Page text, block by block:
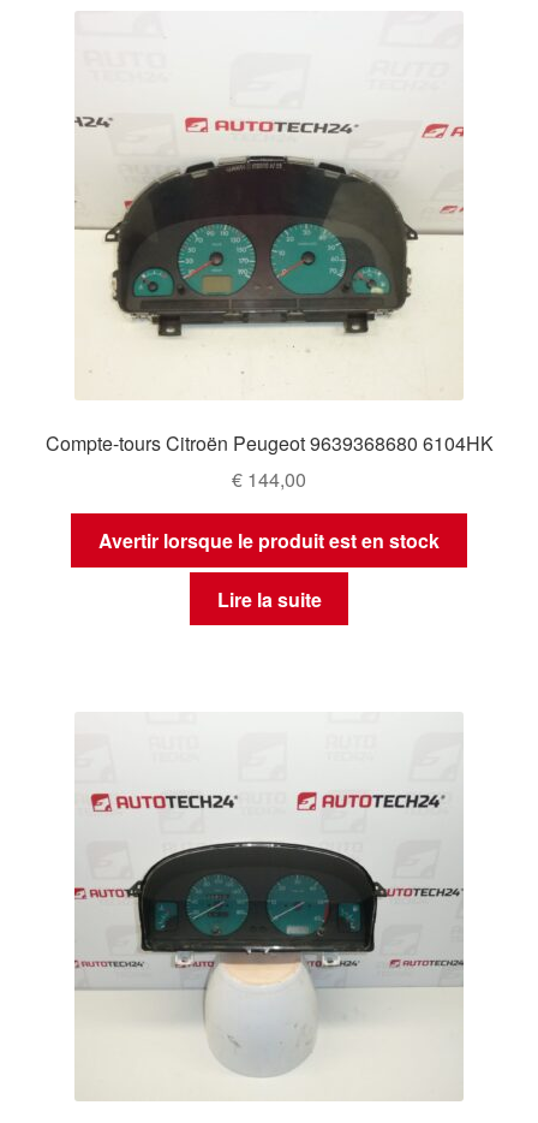
Compte-tours Citroën Peugeot 9639368680 6104HK
€ 144,00
Avertir lorsque le produit est en stock
Lire la suite